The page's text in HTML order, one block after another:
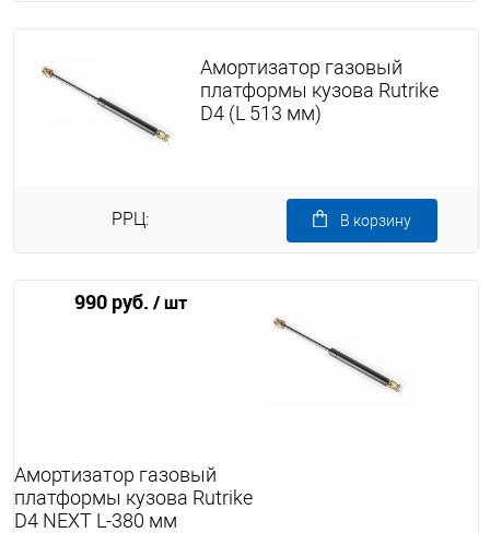
Амортизатор газовый
платформы кузова Rutrike
D4 (L 513 мм)
РРЦ:
990 руб. / шт
В корзину
Амортизатор газовый
платформы кузова Rutrike
D4 NEXT L-380 мм